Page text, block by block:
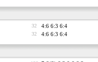
32 4:6 6:3 6:4
32 4:6 6:3 6:4